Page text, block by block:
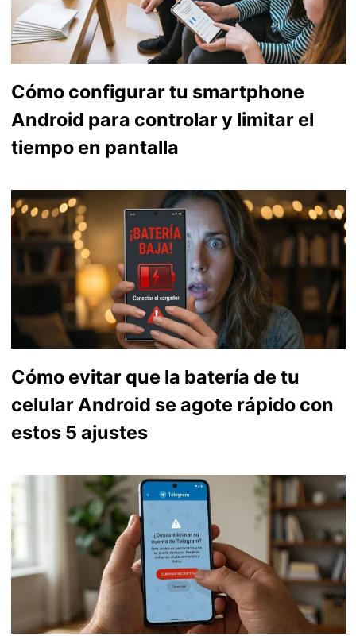
Cómo configurar tu smartphone
Android para controlar y limitar el
tiempo en pantalla
Cómo evitar que la batería de tu
celular Android se agote rápido con
estos 5 ajustes